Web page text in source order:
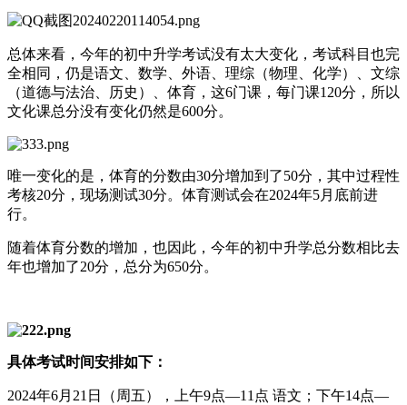
总体来看，今年的初中升学考试没有太大变化，考试科目也完
全相同，仍是语文、数学、外语、理综（物理、化学）、文综
（道德与法治、历史）、体育，这6门课，每门课120分，所以
文化课总分没有变化仍然是600分。
唯一变化的是，体育的分数由30分增加到了50分，其中过程性
考核20分，现场测试30分。体育测试会在2024年5月底前进
行。
随着体育分数的增加，也因此，今年的初中升学总分数相比去
年也增加了20分，总分为650分。
具体考试时间安排如下：
2024年6月21日（周五），上午9点—11点 语文；下午14点—